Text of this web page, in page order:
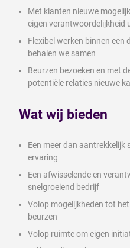
Met klanten nieuwe
eigen verantwoordelijkheid
Flexibel werken binnen
behalen we samen
Beurzen bezoeken en met
potentiële relaties nieuwe
Wat wij bieden
Een meer dan aantrekkelijk
ervaring
Een afwisselende en
snelgroeiend bedrijf
Volop mogelijkheden tot
beurzen
Volop ruimte om eigen